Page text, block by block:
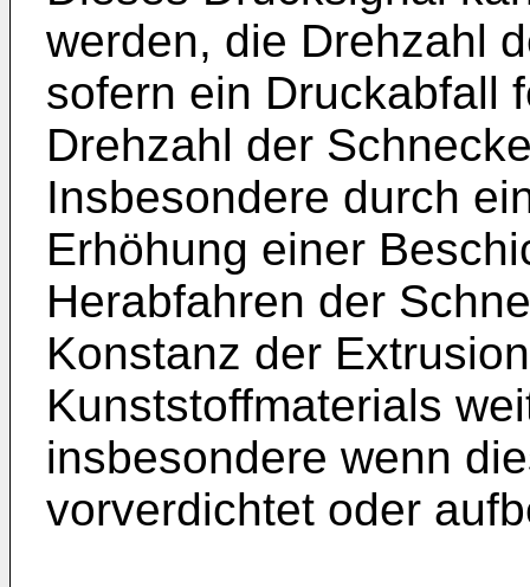
werden, die Drehzahl
sofern ein Druckabfall
Drehzahl der
Insbesondere durch
Erhöhung einer
Herabfahren der
Konstanz der
Kunststoffmaterials
insbesondere wenn
vorverdichtet oder